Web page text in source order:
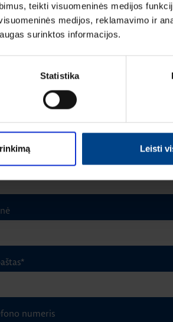
teikti visuomeninės medijos
medijos, reklamavimo ir
surinktos informacijos.
Statistika
Leisti
*
numeris